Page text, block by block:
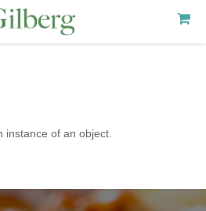
of an object.